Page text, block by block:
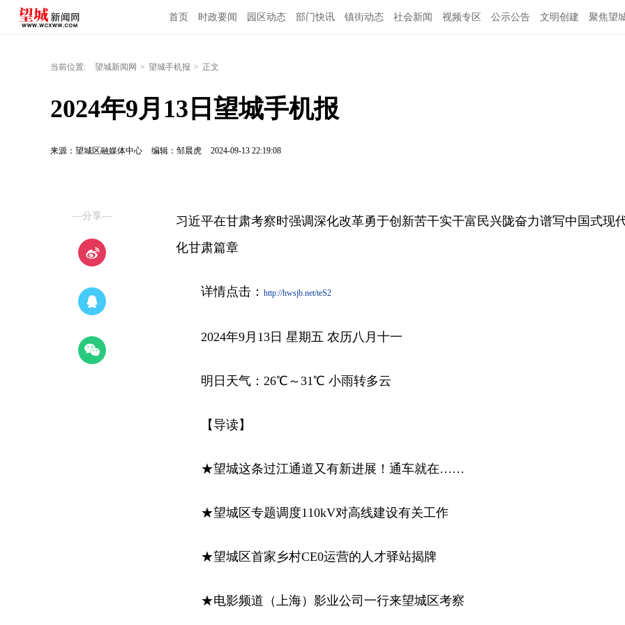
首页 时政要闻 园区动态 部门快讯 镇街动态 社会新闻 视频专区 公示公告 文明创建 聚焦望
当前位置: 望城新闻网 > 望城手机报 > 正文
2024年9月13日望城手机报
来源：望城区融媒体中心 编辑：邹晨虎 2024-09-13 22:19:08
—分享—
习近平在甘肃考察时强调深化改革勇于创新苦干实干富民兴陇奋力谱写中国式现
化甘肃篇章
详情点击： http://hwsjb.net/teS2
2024年9月13日 星期五 农历八月十一
明日天气：26℃～31℃ 小雨转多云
【导读】
★望城这条过江通道又有新进展！通车就在……
★望城区专题调度110kV对高线建设有关工作
★望城区首家乡村CE0运营的人才驿站揭牌
★电影频道（上海）影业公司一行来望城区考察